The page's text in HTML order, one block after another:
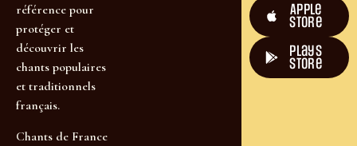
référence pour
protéger et
découvrir les
chants populaires
et traditionnels
français.
Chants de France
Apple
Store
plays
store